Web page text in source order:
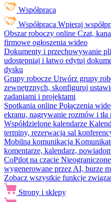
Współpraca
Współpraca Wpieraj
Obszar roboczy online Czat,
firmowe ogłoszenia wideo
Dokumenty i przechowywanie
udostępniaj i łatwo edytuj
dysku
Grupy robocze Utwórz grupy
zewnętrznych, skonfiguruj
zadaniami i projektami
Spotkania online Połączenia
ekranu, nagrywanie rozmów i tła
Współdzielone kalendarze
terminy, rezerwacja sal
Mobilna komunikacja
komentarze, kalendarz,
CoPilot na czacie
wygenerowane przez AI, burze
Zobacz wszystkie funkcje
Strony i sklepy